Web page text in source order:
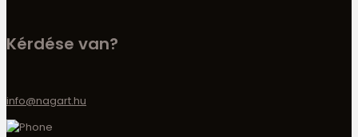
Kérdése van?
info@nagart.hu